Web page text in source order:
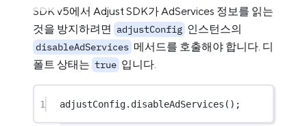
SDK v5에서 Adjust SDK가 AdServices 정보를 읽는
것을 방지하려면 adjustConfig 인스턴스의
disableAdServices 메서드를 호출해야 합니다. 디
폴트 상태는 true 입니다.
1 adjustConfig. disableAdServices ();